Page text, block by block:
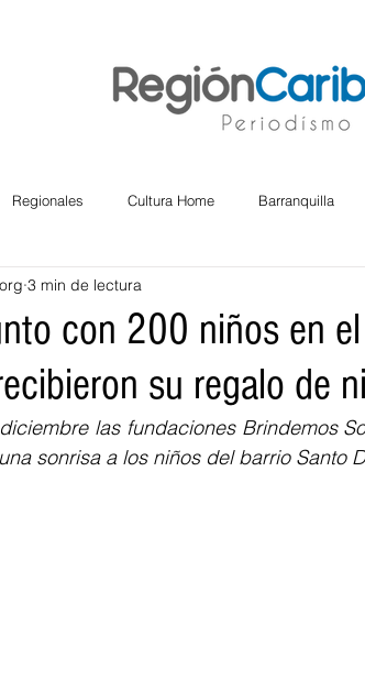
Regionales Cultura Home Barranquilla
Guajira Cesar
Mayores Economía RAP CARIBE
BID BIENESTAR AMBIENTAL AFRO
con 200 niños en
su regalo de
3 min de lectura
las fundaciones Brindemos
sonrisa a los niños del barrio Santo